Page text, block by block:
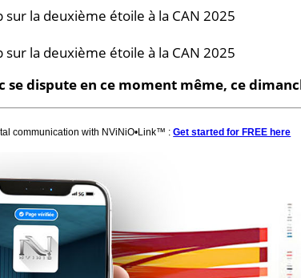
se dispute en ce moment même, ce
communication with NViNiO•Link™ :Get started for FREE here